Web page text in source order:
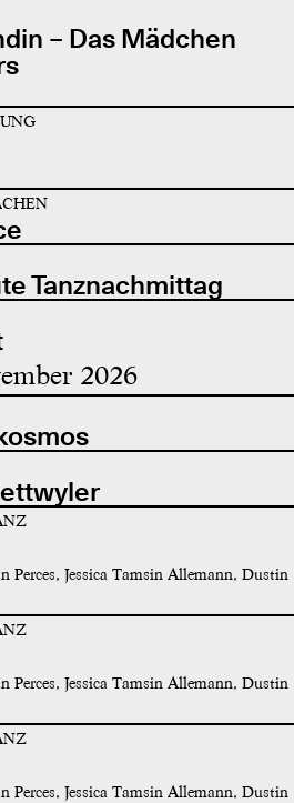
– Das Mädchen
Tanznachmittag
2026
Perces, Jessica Tamsin Allemann, Dustin
Perces, Jessica Tamsin Allemann, Dustin
Perces, Jessica Tamsin Allemann, Dustin